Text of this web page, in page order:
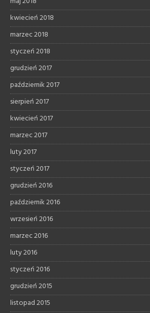
kwiecień 2018
marzec 2018
styczeń 2018
grudzień 2017
październik 2017
sierpień 2017
kwiecień 2017
marzec 2017
luty 2017
styczeń 2017
grudzień 2016
październik 2016
wrzesień 2016
marzec 2016
luty 2016
styczeń 2016
grudzień 2015
listopad 2015